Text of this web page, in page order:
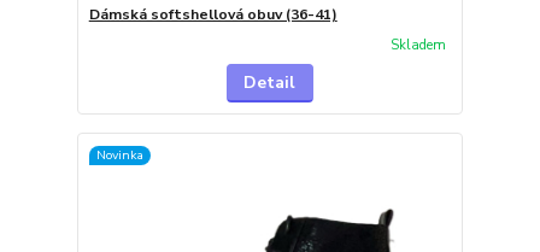
Dámská softshellová obuv (36-41)
Skladem
Detail
Novinka